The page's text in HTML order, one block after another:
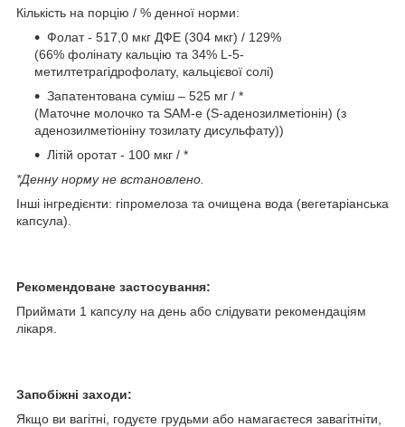
Кількість на порцію / % денної норми:
Фолат - 517,0 мкг ДФЕ (304 мкг) / 129%
(66% фолінату кальцію та 34% L-5-
метилтетрагідрофолату, кальцієвої солі)
Запатентована суміш – 525 мг / *
(Маточне молочко та SAM-e (S-аденозилметіонін) (з
аденозилметіоніну тозилату дисульфату))
Літій оротат - 100 мкг / *
*Денну норму не встановлено.
Інші інгредієнти: гіпромелоза та очищена вода (вегетаріанська
капсула).
Рекомендоване застосування:
Приймати 1 капсулу на день або слідувати рекомендаціям
лікаря.
Запобіжні заходи:
Якщо ви вагітні, годуєте грудьми або намагаєтеся завагітніти,